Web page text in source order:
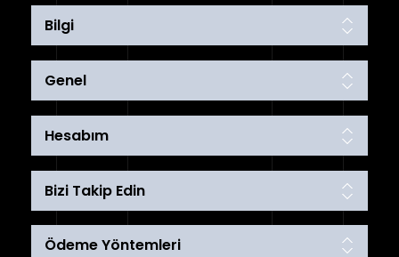
Bilgi
Genel
Hesabım
Bizi Takip Edin
Ödeme Yöntemleri